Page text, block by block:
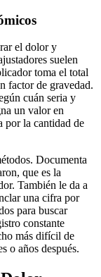
el dolor y
suelen
toma el total
factor de gravedad.
cuán seria y
un valor en
por la cantidad de
Documenta
que es la
También le da a
una cifra por
para buscar
constante
más difícil de
o años después.